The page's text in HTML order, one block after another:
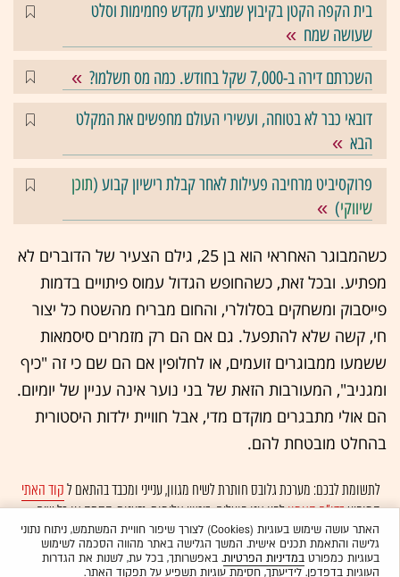
בית הקפה הקטן בקיבוץ שמציע מקדש פחמימות וסלט
שעושה שמח
השכרתם דירה ב-7,000 שקל בחודש. כמה מס תשלמו?
דובאי כבר לא בטוחה, ועשירי העולם מחפשים את המקלט
הבא
פרוקסיביט מרחיבה פעילות לאחר קבלת רישיון קבוע (תוכן
שיווקי)
כשהמבוגר האחראי הוא בן 25, גילם הצעיר של הדוברים לא
מפתיע. ובכל זאת, כשהחופש הגדול עמוס פיתויים בדמות
פייסבוק ומשחקים בסלולרי, והחום מבריח מהשטח כל יצור
חי, קשה שלא להתפעל. גם אם הם רק מזמרים סיסמאות
ששמעו ממבוגרים זועמים, או לחלופין אם הם שם כי זה "כיף
ומגניב", המעורבות הזאת של בני נוער אינה עניין של יומיום.
הם אולי מתבגרים מוקדם מדי, אבל חוויית ילדות היסטורית
בהחלט מובטחת להם.
לתשומת לבכם: מערכת גלובס חותרת לשיח מגוון, ענייני ומכבד בהתאם לקוד האתי
המופיעבדו"ח האמוןלפיו אנו פועלים. ביטויי אלימות, גזענות, הסתה או כל שיח
בלתי הולם אחר מסוננים בצורהאוטומטיתולא יפורסמו באתר.
האתר עושה שימוש בעוגיות (Cookies) לצורך שיפור חוויית המשתמש, ניתוח נתוני
גלישה והתאמת תכנים אישית. המשך הגלישה באתר מהווה הסכמה לשימוש
בעוגיות כמפורטבמדיניות הפרטיות. באפשרותך, בכל עת, לשנות את הגדרות
העוגיות בדפדפן. לידיעתך, חסימת עוגיות תשפיע על תפקוד האתר.